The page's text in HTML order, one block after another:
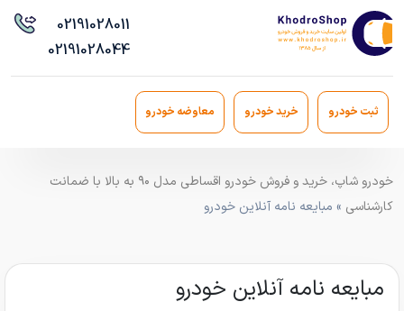
02191028011
02191028044
ثبت خودرو خرید خودرو معاوضه خودرو
خودرو شاپ، خرید و فروش خودرو اقساطی مدل ۹۰ به بالا با ضمانت
کارشناسی » مبایعه نامه آنلاین خودرو
مبایعه نامه آنلاین خودرو